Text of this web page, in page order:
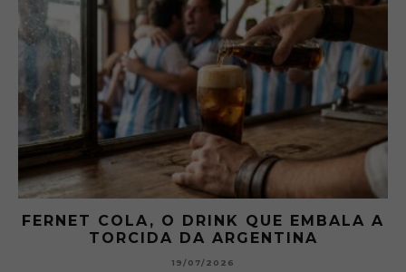
FERNET COLA, O DRINK QUE EMBALA A
TORCIDA DA ARGENTINA
19/07/2026